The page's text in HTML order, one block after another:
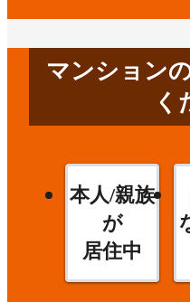
マンション
く
本人/親族
が
居住中